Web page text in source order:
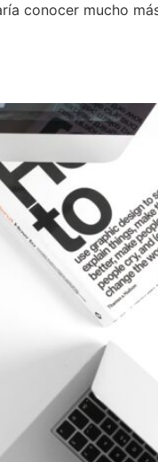
conocer mucho